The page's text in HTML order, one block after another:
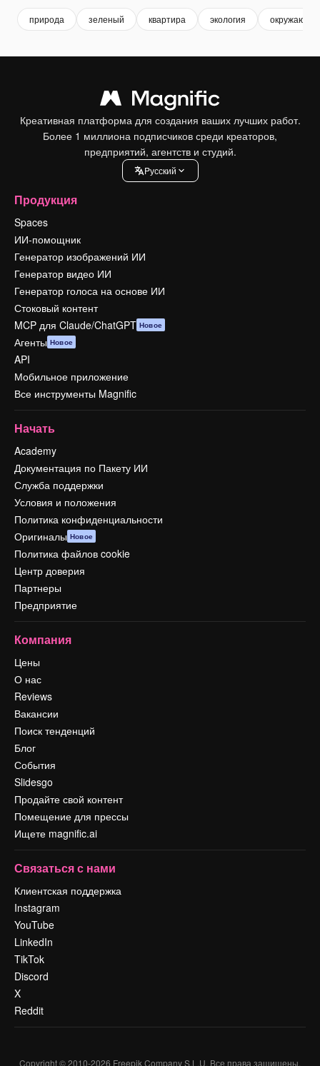
природа зеленый квартира экология
Креативная платформа для создания ваших лучших работ.
Более 1 миллиона подписчиков среди креаторов,
предприятий, агентств и студий.
Pусский
Продукция
Spaces
ИИ-помощник
Генератор изображений ИИ
Генератор видео ИИ
Генератор голоса на основе ИИ
Стоковый контент
MCP для Claude/ChatGPT Новое
Агенты Новое
API
Мобильное приложение
Все инструменты Magnific
Начать
Academy
Документация по Пакету ИИ
Служба поддержки
Условия и положения
Политика конфиденциальности
Оригиналы Новое
Политика файлов cookie
Центр доверия
Партнеры
Предприятие
Компания
Цены
О нас
Reviews
Вакансии
Поиск тенденций
Блог
События
Slidesgo
Продайте свой контент
Помещение для прессы
Ищете magnific.ai
Связаться с нами
Клиентская поддержка
Instagram
YouTube
LinkedIn
TikTok
Discord
X
Reddit
Copyright © 2010-2026 Freepik Company S.L.U. Все права защищены.